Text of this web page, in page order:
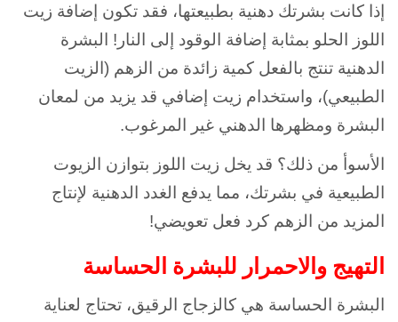
إذا كانت بشرتك دهنية بطبيعتها، فقد تكون إضافة زيت
اللوز الحلو بمثابة إضافة الوقود إلى النار! البشرة
الدهنية تنتج بالفعل كمية زائدة من الزهم (الزيت
الطبيعي)، واستخدام زيت إضافي قد يزيد من لمعان
البشرة ومظهرها الدهني غير المرغوب.
الأسوأ من ذلك؟ قد يخل زيت اللوز بتوازن الزيوت
الطبيعية في بشرتك، مما يدفع الغدد الدهنية لإنتاج
المزيد من الزهم كرد فعل تعويضي!
التهيج والاحمرار للبشرة الحساسة
البشرة الحساسة هي كالزجاج الرقيق، تحتاج لعناية